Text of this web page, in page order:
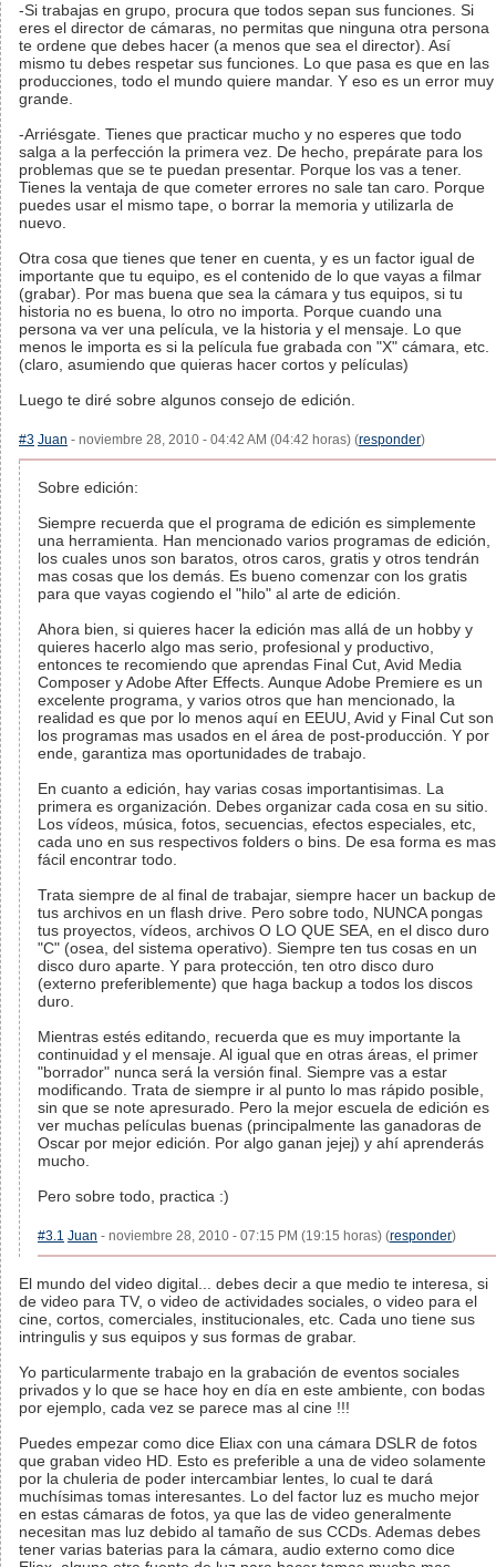
-Si trabajas en grupo, procura que todos sepan sus funciones. Si
eres el director de cámaras, no permitas que ninguna otra persona
te ordene que debes hacer (a menos que sea el director). Así
mismo tu debes respetar sus funciones. Lo que pasa es que en las
producciones, todo el mundo quiere mandar. Y eso es un error muy
grande.
-Arriésgate. Tienes que practicar mucho y no esperes que todo
salga a la perfección la primera vez. De hecho, prepárate para los
problemas que se te puedan presentar. Porque los vas a tener.
Tienes la ventaja de que cometer errores no sale tan caro. Porque
puedes usar el mismo tape, o borrar la memoria y utilizarla de
nuevo.
Otra cosa que tienes que tener en cuenta, y es un factor igual de
importante que tu equipo, es el contenido de lo que vayas a filmar
(grabar). Por mas buena que sea la cámara y tus equipos, si tu
historia no es buena, lo otro no importa. Porque cuando una
persona va ver una película, ve la historia y el mensaje. Lo que
menos le importa es si la película fue grabada con "X" cámara, etc.
(claro, asumiendo que quieras hacer cortos y películas)
Luego te diré sobre algunos consejo de edición.
#3 Juan - noviembre 28, 2010 - 04:42 AM (04:42 horas) (responder)
Sobre edición:
Siempre recuerda que el programa de edición es simplemente
una herramienta. Han mencionado varios programas de edición,
los cuales unos son baratos, otros caros, gratis y otros tendrán
mas cosas que los demás. Es bueno comenzar con los gratis
para que vayas cogiendo el "hilo" al arte de edición.
Ahora bien, si quieres hacer la edición mas allá de un hobby y
quieres hacerlo algo mas serio, profesional y productivo,
entonces te recomiendo que aprendas Final Cut, Avid Media
Composer y Adobe After Effects. Aunque Adobe Premiere es un
excelente programa, y varios otros que han mencionado, la
realidad es que por lo menos aquí en EEUU, Avid y Final Cut son
los programas mas usados en el área de post-producción. Y por
ende, garantiza mas oportunidades de trabajo.
En cuanto a edición, hay varias cosas importantisimas. La
primera es organización. Debes organizar cada cosa en su sitio.
Los vídeos, música, fotos, secuencias, efectos especiales, etc,
cada uno en sus respectivos folders o bins. De esa forma es mas
fácil encontrar todo.
Trata siempre de al final de trabajar, siempre hacer un backup de
tus archivos en un flash drive. Pero sobre todo, NUNCA pongas
tus proyectos, vídeos, archivos O LO QUE SEA, en el disco duro
"C" (osea, del sistema operativo). Siempre ten tus cosas en un
disco duro aparte. Y para protección, ten otro disco duro
(externo preferiblemente) que haga backup a todos los discos
duro.
Mientras estés editando, recuerda que es muy importante la
continuidad y el mensaje. Al igual que en otras áreas, el primer
"borrador" nunca será la versión final. Siempre vas a estar
modificando. Trata de siempre ir al punto lo mas rápido posible,
sin que se note apresurado. Pero la mejor escuela de edición es
ver muchas películas buenas (principalmente las ganadoras de
Oscar por mejor edición. Por algo ganan jejej) y ahí aprenderás
mucho.
Pero sobre todo, practica :)
#3.1 Juan - noviembre 28, 2010 - 07:15 PM (19:15 horas) (responder)
El mundo del video digital... debes decir a que medio te interesa, si
de video para TV, o video de actividades sociales, o video para el
cine, cortos, comerciales, institucionales, etc. Cada uno tiene sus
intringulis y sus equipos y sus formas de grabar.
Yo particularmente trabajo en la grabación de eventos sociales
privados y lo que se hace hoy en día en este ambiente, con bodas
por ejemplo, cada vez se parece mas al cine !!!
Puedes empezar como dice Eliax con una cámara DSLR de fotos
que graban video HD. Esto es preferible a una de video solamente
por la chuleria de poder intercambiar lentes, lo cual te dará
muchísimas tomas interesantes. Lo del factor luz es mucho mejor
en estas cámaras de fotos, ya que las de video generalmente
necesitan mas luz debido al tamaño de sus CCDs. Ademas debes
tener varias baterias para la cámara, audio externo como dice